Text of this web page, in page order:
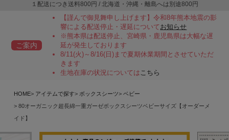
１配送につき送料800円 / 北海道・沖縄・離島へは別途800円
ご案内
【謹んで御見舞申し上げます】令和8年熊本地震の影
響による配送停止・遅延についてお知らせ
※熊本県は配送停止、宮崎県・鹿児島県は大幅な遅
延が発生しております
8/11(火)～8/16(日)まで夏期休業期間とさせていただ
きます
生地在庫の状況についてはこちら
HOME アイテムで探す ボックスシーツ
ベビー
80オーガニック超長綿一重ガーゼボックスシーツベビーサイズ【オーダーメ
イド】